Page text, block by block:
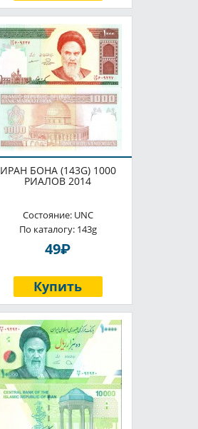
ИРАН БОНА (143G) 1000
РИАЛОВ 2014
Состояние: UNC
По каталогу: 143g
49P
Купить